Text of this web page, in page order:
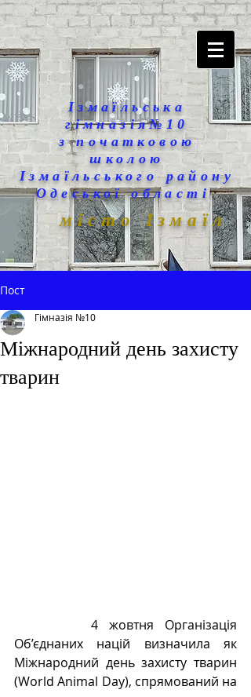
Ізмаїльська
гімназія№10
з початковою
школою
Ізмаїльського району
Одеської області
місто Ізмаїл
Пост
Міжнародний день захисту
тварин
Гімназія №10
4 жовтня Організація
Об’єднаних націй визначила як
Міжнародний день захисту тварин
(World Animal Day), спрямований на